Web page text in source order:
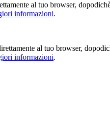
al tuo browser,
informazioni.
al tuo browser,
informazioni.